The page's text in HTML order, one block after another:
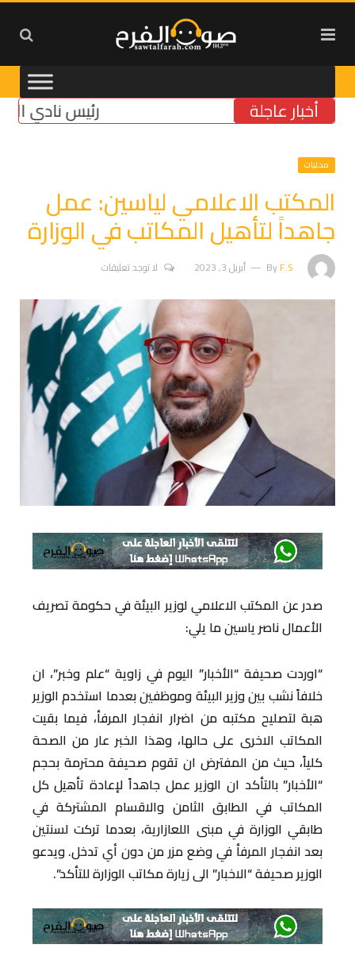
أخبار عاجلة رئيس نادي
محليات
المكتب الاعلامي لياسين: عمل
جاهداً لتأهيل المكاتب في الوزارة
ByF.S أبريل 3, 2023 لا توجد تعليقات
صدر عن المكتب الاعلامي لوزير البيئة في حكومة تصريف
الأعمال ناصر ياسين ما يلي:
“اوردت صحيفة “الأخبار” اليوم في زاوية “علم وخبر”، ان
خلافاً نشب بين وزير البيئة وموظفين بعدما استخدم الوزير
هبة لتصليح مكتبه من اضرار انفجار المرفأ، فيما بقيت
المكاتب الاخرى على حالها، وهذا الخبر عار من الصحة
كلياً، حيث من المفترض ان تقوم صحيفة محترمة بحجم
“الأخبار” بالتأكد ان الوزير عمل جاهداً لإعادة تأهيل كل
المكاتب في الطابق الثامن والاقسام المشتركة في
طابقي الوزارة في مبنى اللعازارية، بعدما تركت لسنتين
بعد انفجار المرفأ في وضع مزر من دون أي تدخل. ويدعو
الوزير صحيفة “الاخبار” الى زيارة مكاتب الوزارة للتأكد”.